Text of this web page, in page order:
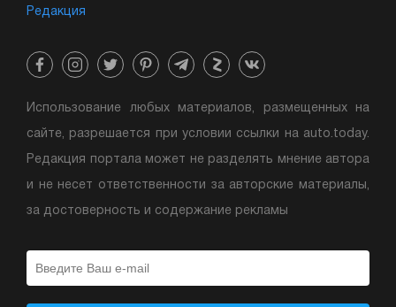
Редакция
Использование любых материалов, размещенных на
сайте, разрешается при условии ссылки на auto.today.
Редакция портала может не разделять мнение автора
и не несет ответственности за авторские материалы,
за достоверность и содержание рекламы